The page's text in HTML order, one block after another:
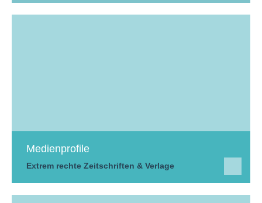
Medienprofile
Extrem rechte Zeitschriften & Verlage